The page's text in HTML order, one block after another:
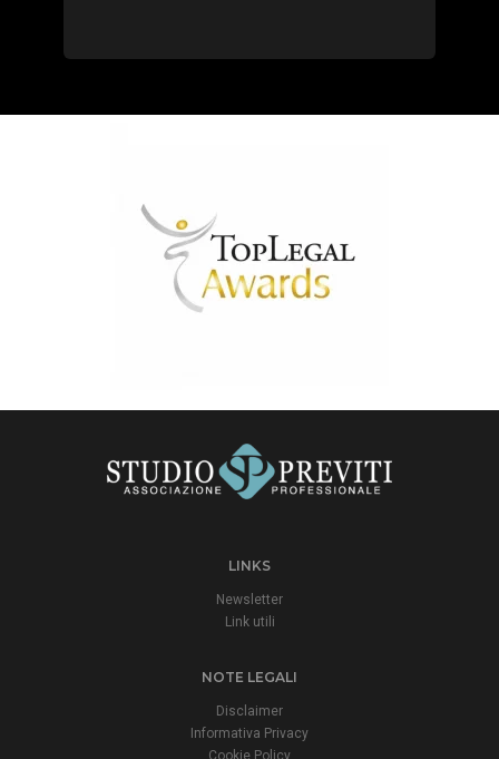
LINKS
Newsletter
Link utili
NOTE LEGALI
Disclaimer
Informativa Privacy
Cookie Policy